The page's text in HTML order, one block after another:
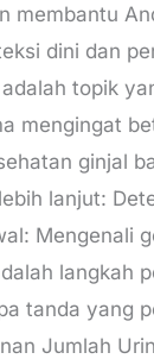
membantu
dini dan
topik
mengingat
ginjal
lanjut:
Mengenali
langkah
tanda yang
Jumlah